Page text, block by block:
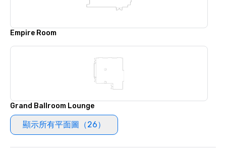
Empire Room
Grand Ballroom Lounge
顯示所有平面圖（26）